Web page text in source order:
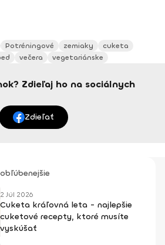
Potréningové zemiaky
cuketa
večera vegetariánske
Zdieľaj ho na sociálnych
Zdieľať
2 Júl 2026
Cuketa kráľovná leta - najlepšie
cuketové recepty, ktoré musíte
vyskúšať